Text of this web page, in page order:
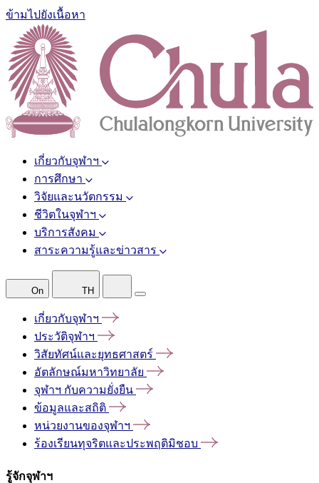
ข้ามไปยังเนื้อหา
เกี่ยวกับจุฬาฯ
การศึกษา
วิจัยและนวัตกรรม
ชีวิตในจุฬาฯ
บริการสังคม
สาระความรู้และข่าวสาร
On TH
เกี่ยวกับจุฬาฯ
ประวัติจุฬาฯ
วิสัยทัศน์และยุทธศาสตร์
อัตลักษณ์มหาวิทยาลัย
จุฬาฯ กับความยั่งยืน
ข้อมูลและสถิติ
หน่วยงานของจุฬาฯ
ร้องเรียนทุจริตและประพฤติมิชอบ
รู้จักจุฬาฯ